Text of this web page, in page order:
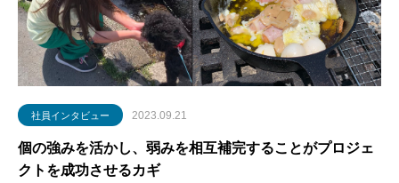
社員インタビュー 2023.09.21
個の強みを活かし、弱みを相互補完することがプロジェ
クトを成功させるカギ